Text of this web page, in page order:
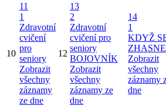
10
11
1
Zdravotní
cvičení
pro
seniory
Zobrazit
všechny
záznamy
ze dne
12
13
2
Zdravotní
cvičení pro
seniory
BOJOVNÍK
Zobrazit
všechny
záznamy ze
dne
14
1
KDYŽ
ZHASNE
Zobrazit
všechny
záznamy
dne